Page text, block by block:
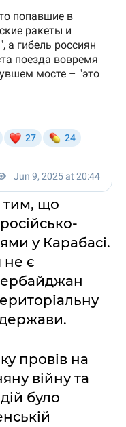
тим, що
у Карабасі.
не є
держави.
провів на
війну та
було